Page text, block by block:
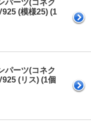
パーツ(コネク
(模様25) (1
パーツ(コネク
(リス) (1個